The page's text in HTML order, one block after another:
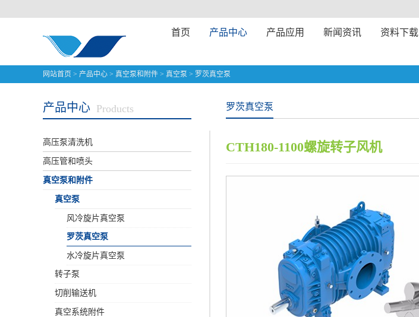
首页 产品中心 产品应用 新闻资讯 资料下载
网站首页 > 产品中心 > 真空泵和附件 > 真空泵 > 罗茨真空泵
产品中心 Products
高压泵清洗机
高压管和喷头
真空泵和附件
真空泵
风冷旋片真空泵
罗茨真空泵
水冷旋片真空泵
转子泵
切削输送机
真空系统附件
罗茨真空泵
CTH180-1100螺旋转子风机